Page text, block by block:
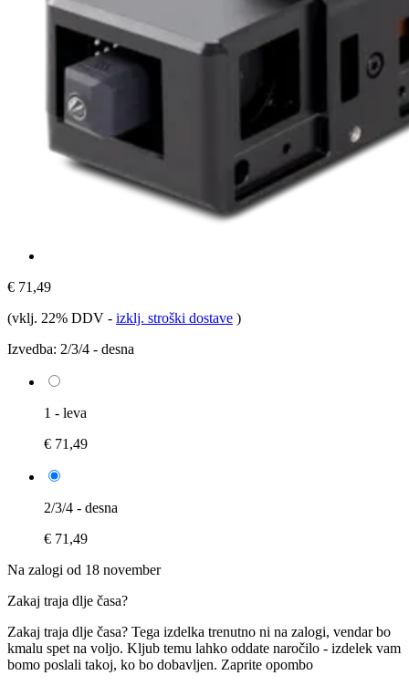
€ 71,49
(vklj. 22% DDV - izklj. stroški dostave )
Izvedba: 2/3/4 - desna
1 - leva
€ 71,49
2/3/4 - desna
€ 71,49
Na zalogi od 18 november
Zakaj traja dlje časa?
Zakaj traja dlje časa? Tega izdelka trenutno ni na zalogi, vendar bo
kmalu spet na voljo. Kljub temu lahko oddate naročilo - izdelek vam
bomo poslali takoj, ko bo dobavljen. Zaprite opombo